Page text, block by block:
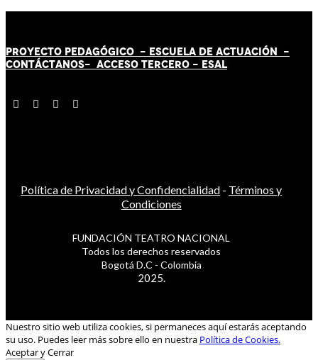
PROYECTO PEDAGÓGICO - ESCUELA DE ACTUACIÓN
-
CONTÁCTANOS- ACCESO TERCERO - ESAL
Política de Privacidad y Confidencialidad - Términos y
Condiciones
FUNDACIÓN TEATRO NACIONAL
Todos los derechos reservados
Bogotá D.C - Colombia
2025.
Nuestro sitio web utiliza cookies, si permaneces aquí estarás aceptando
su uso. Puedes leer más sobre ello en nuestra Política de Cookies.
Aceptar y Cerrar